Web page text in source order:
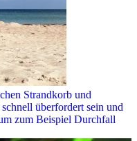
Strandkorb und
überfordert sein und
zum Beispiel Durchfall